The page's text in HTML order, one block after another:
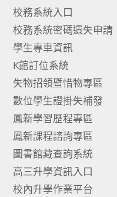
校務系統入口
校務系統密碼遺失申請
學生專車資訊
K館訂位系統
失物招領暨惜物專區
數位學生證掛失補發
鳳新學習歷程專區
鳳新課程諮詢專區
圖書館藏查詢系統
高三升學資訊入口
校內升學作業平台